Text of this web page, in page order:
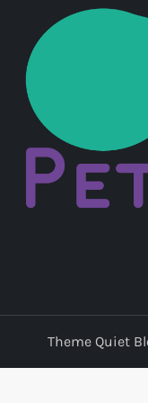
d
e
p
o
s
Theme Quiet